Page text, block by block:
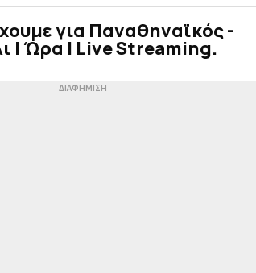
για Παναθηναϊκός -
| Ώρα | Live Streaming.